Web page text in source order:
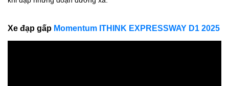
Xe đạp gấp Momentum ITHINK EXPRESSWAY D1 2025